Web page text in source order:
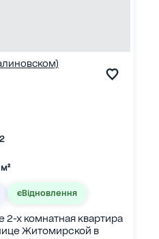
єВідновлення
2-х комнатная квартира
Житомирской в